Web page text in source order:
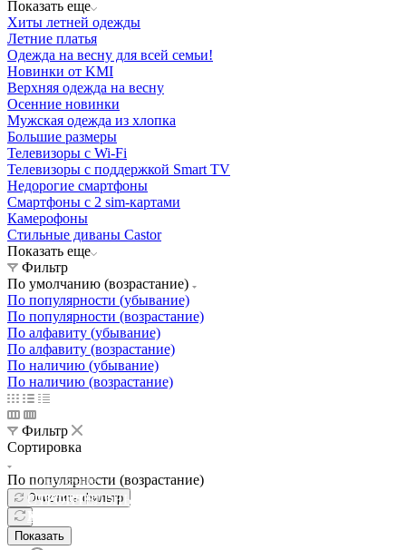
Показать еще
Хиты летней одежды
Летние платья
Одежда на весну для всей семьи!
Новинки от KMI
Верхняя одежда на весну
Осенние новинки
Мужская одежда из хлопка
Большие размеры
Телевизоры с Wi-Fi
Телевизоры с поддержкой Smart TV
Недорогие смартфоны
Смартфоны с 2 sim-картами
Камерофоны
Стильные диваны Castor
Показать еще
Фильтр
По умолчанию (возрастание)
По популярности (убывание)
По популярности (возрастание)
По алфавиту (убывание)
По алфавиту (возрастание)
По наличию (убывание)
По наличию (возрастание)
Фильтр
Сортировка
По популярности (возрастание)
Очистить фильтр
Показать
Освещение
Здания префектуры ТиНАО
Освещение
Калужский завод путевых машин и гидроприводов
Освещение
СТРОИТЕЛЬНЫЙ ГИПЕРМАРКЕТ «ЛЕРУА
МЕРЛЕН»
Освещение
Железнодорожный вокзал Арзамас-1